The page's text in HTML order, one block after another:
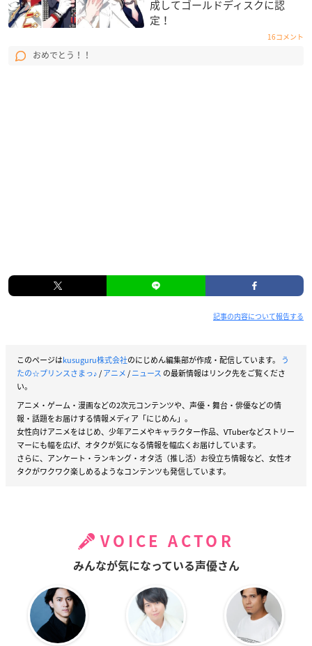
成してゴールドディスクに認
定！
16コメント
おめでとう！！
記事の内容について報告する
このページはkusuguru株式会社のにじめん編集部が作成・配信しています。
う
たの☆プリンスさまっ♪/アニメ/ニュース の最新情報はリンク先をご覧くださ
い。
アニメ・ゲーム・漫画などの2次元コンテンツや、声優・舞台・俳優などの情
報・話題をお届けする情報メディア「にじめん」。
女性向けアニメをはじめ、少年アニメやキャラクター作品、VTuberなどストリー
マーにも幅を広げ、オタクが気になる情報を幅広くお届けしています。
さらに、アンケート・ランキング・オタ活（推し活）お役立ち情報など、女性オ
タクがワクワク楽しめるようなコンテンツも発信しています。
VOICE ACTOR
みんなが気になっている声優さん